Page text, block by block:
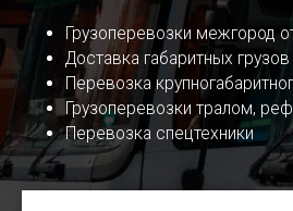
Грузоперевозки межгород
Доставка габаритных грузов
Перевозка
Грузоперевозки тралом,
Перевозка спецтехники